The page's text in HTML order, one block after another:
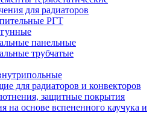
для радиаторов
РГТ
панельные
трубчатые
для радиаторов и конвекторов
защитные покрытия
на основе вспененного каучука и